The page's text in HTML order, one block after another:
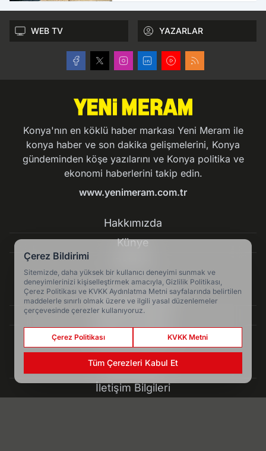
WEB TV YAZARLAR
Konya'nın en köklü haber markası Yeni Meram ile
konya haber ve son dakika gelişmelerini, Konya
gündeminden köşe yazılarını ve Konya politika ve
ekonomi haberlerini takip edin.
www.yenimeram.com.tr
Hakkımızda
Künye
Kullanım Koşulları
Gizlilik Politikası
Çerez Politikası
KVKK Metni
İletişim Bilgileri
Çerez Bildirimi
Sitemizde, daha yüksek bir kullanıcı deneyimi sunmak ve
deneyimlerinizi kişiselleştirmek amacıyla, Gizlilik Politikası,
Çerez Politikası ve KVKK Aydınlatma Metni sayfalarında belirtilen
maddelerle sınırlı olmak üzere ve ilgili yasal düzenlemeler
çerçevesinde çerezler kullanıyoruz.
Çerez Politikası KVKK Metni
Tüm Çerezleri Kabul Et